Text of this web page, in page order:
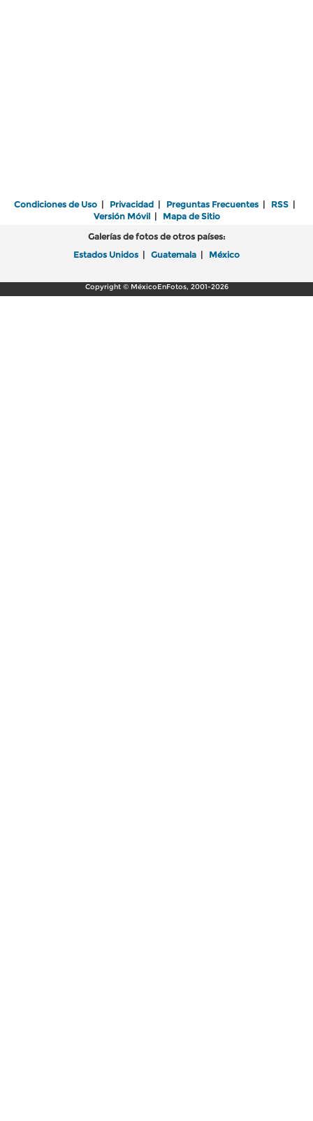
Condiciones de Uso | Privacidad | Preguntas Frecuentes | RSS |
Versión Móvil| Mapa de Sitio
Galerías de fotos de otros países:
Estados Unidos | Guatemala | México
Copyright © MéxicoEnFotos, 2001-2026